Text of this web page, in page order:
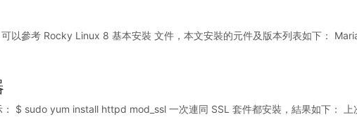
以參考 Rocky Linux 8 基本安裝 文件，本文安裝的元件及版本列表如下：
$ sudo yum install httpd mod_ssl 一次連同 SSL 套件都安裝，結果如下： 上